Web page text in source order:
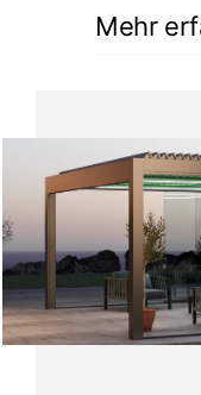
Mehr